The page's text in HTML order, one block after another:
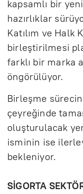
kapsamlı bir
hazırlıklar
Katılım ve Halk
birleştirilmesi
farklı bir marka
öngörülüyor.
Birleşme
çeyreğinde
oluşturulacak
isminin ise
bekleniyor.
SİGORTA